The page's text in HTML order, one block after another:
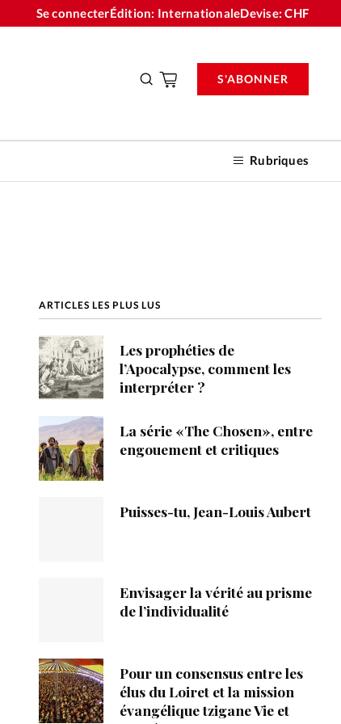
Se connecterÉdition: InternationaleDevise:CHF
Rubriques
S'ABONNER
ARTICLES LES PLUS LUS
Les prophéties de
l’Apocalypse, comment les
interpréter ?
La série «The Chosen», entre
engouement et critiques
Puisses-tu, Jean-Louis Aubert
Envisager la vérité au prisme
de l’individualité
Pour un consensus entre les
élus du Loiret et la mission
évangélique tzigane Vie et